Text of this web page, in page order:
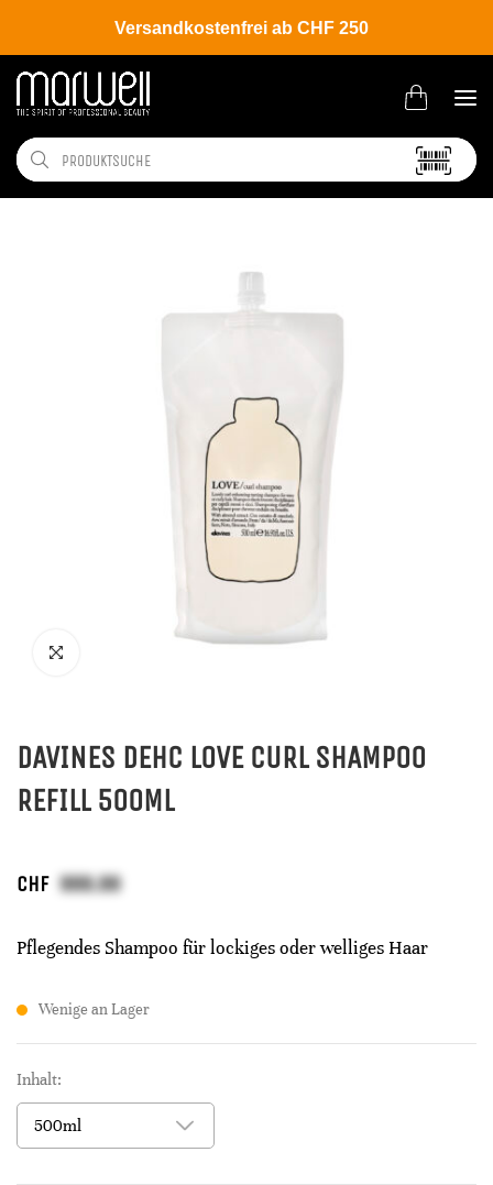
Versandkostenfrei ab CHF 250
Shop Brands Davines Essential Haircare
DAVINES DEHC LOVE CURL SHAMPOO
REFILL 500ML
CHF
Pflegendes Shampoo für lockiges oder welliges Haar
Wenige an Lager
Inhalt: